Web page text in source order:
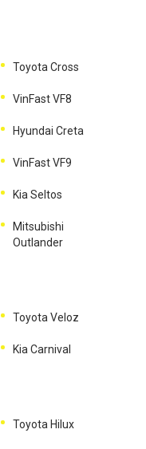
Toyota Cross
VinFast VF8
Hyundai Creta
VinFast VF9
Kia Seltos
Mitsubishi
Outlander
Toyota Veloz
Kia Carnival
Toyota Hilux